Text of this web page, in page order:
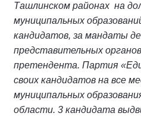
Ташлинском районах на
муниципальных
кандидатов, за мандаты
представительных
претендента. Партия
своих кандидатов на все
муниципальных
области. 3 кандидата